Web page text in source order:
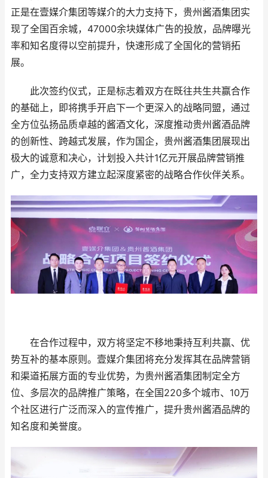
正是在壹媒介集团等媒介的大力支持下，贵州酱酒集团实
现了全国百余城，47000余块媒体广告的投放，品牌曝光
率和知名度得以空前提升，快速形成了全国化的营销拓
展。
此次签约仪式，正是标志着双方在既往共生共赢合作
的基础上，即将携手开启下一个更深入的战略同盟，通过
全方位弘扬品质卓越的酱酒文化，深度推动贵州酱酒品牌
的创新性、跨越式发展，作为国企，贵州酱酒集团展现出
极大的诚意和决心，计划投入共计1亿元开展品牌营销推
广，全力支持双方建立起深度紧密的战略合作伙伴关系。
在合作过程中，双方将坚定不移地秉持互利共赢、优
势互补的基本原则。壹媒介集团将充分发挥其在品牌营销
和渠道拓展方面的专业优势，为贵州酱酒集团制定全方
位、多层次的品牌推广策略，在全国220多个城市、10万
个社区进行广泛而深入的宣传推广，提升贵州酱酒品牌的
知名度和美誉度。